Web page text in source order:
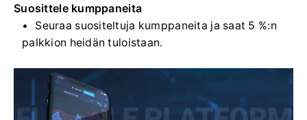
Suosittele kumppaneita
Seuraa suositeltuja kumppaneita ja saat 5 %:n
palkkion heidän tuloistaan.